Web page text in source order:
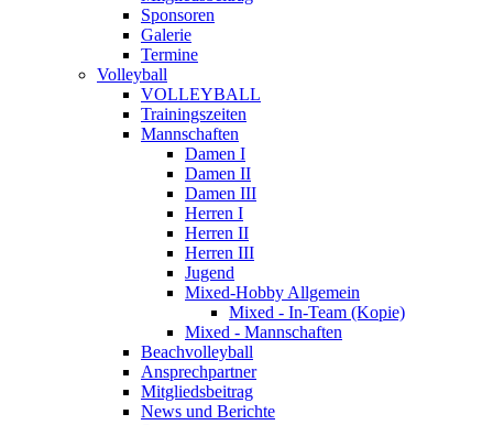
Sponsoren
Galerie
Termine
Volleyball
VOLLEYBALL
Trainingszeiten
Mannschaften
Damen I
Damen II
Damen III
Herren I
Herren II
Herren III
Jugend
Mixed-Hobby Allgemein
Mixed - In-Team (Kopie)
Mixed - Mannschaften
Beachvolleyball
Ansprechpartner
Mitgliedsbeitrag
News und Berichte